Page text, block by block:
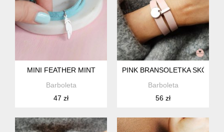
MINI FEATHER MINT
Barboleta
47 zł
PINK BRANSOLETKA
Barboleta
56 zł